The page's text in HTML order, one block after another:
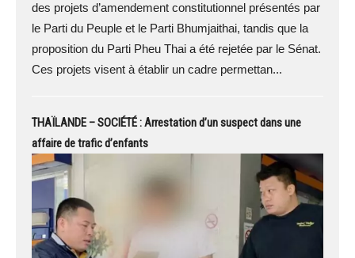
des projets d’amendement constitutionnel présentés par
le Parti du Peuple et le Parti Bhumjaithai, tandis que la
proposition du Parti Pheu Thai a été rejetée par le Sénat.
Ces projets visent à établir un cadre permettan...
THAÏLANDE – SOCIÉTÉ : Arrestation d’un suspect dans une
affaire de trafic d’enfants